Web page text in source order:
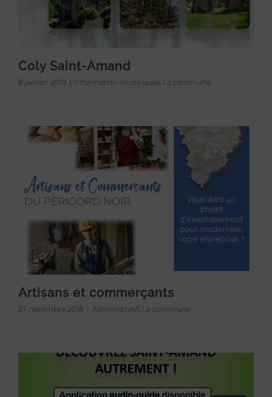
Coly Saint-Amand
8 janvier 2019 | Information municipale, La commune
Artisans et commerçants
27 novembre 2018 | Administratif La commune